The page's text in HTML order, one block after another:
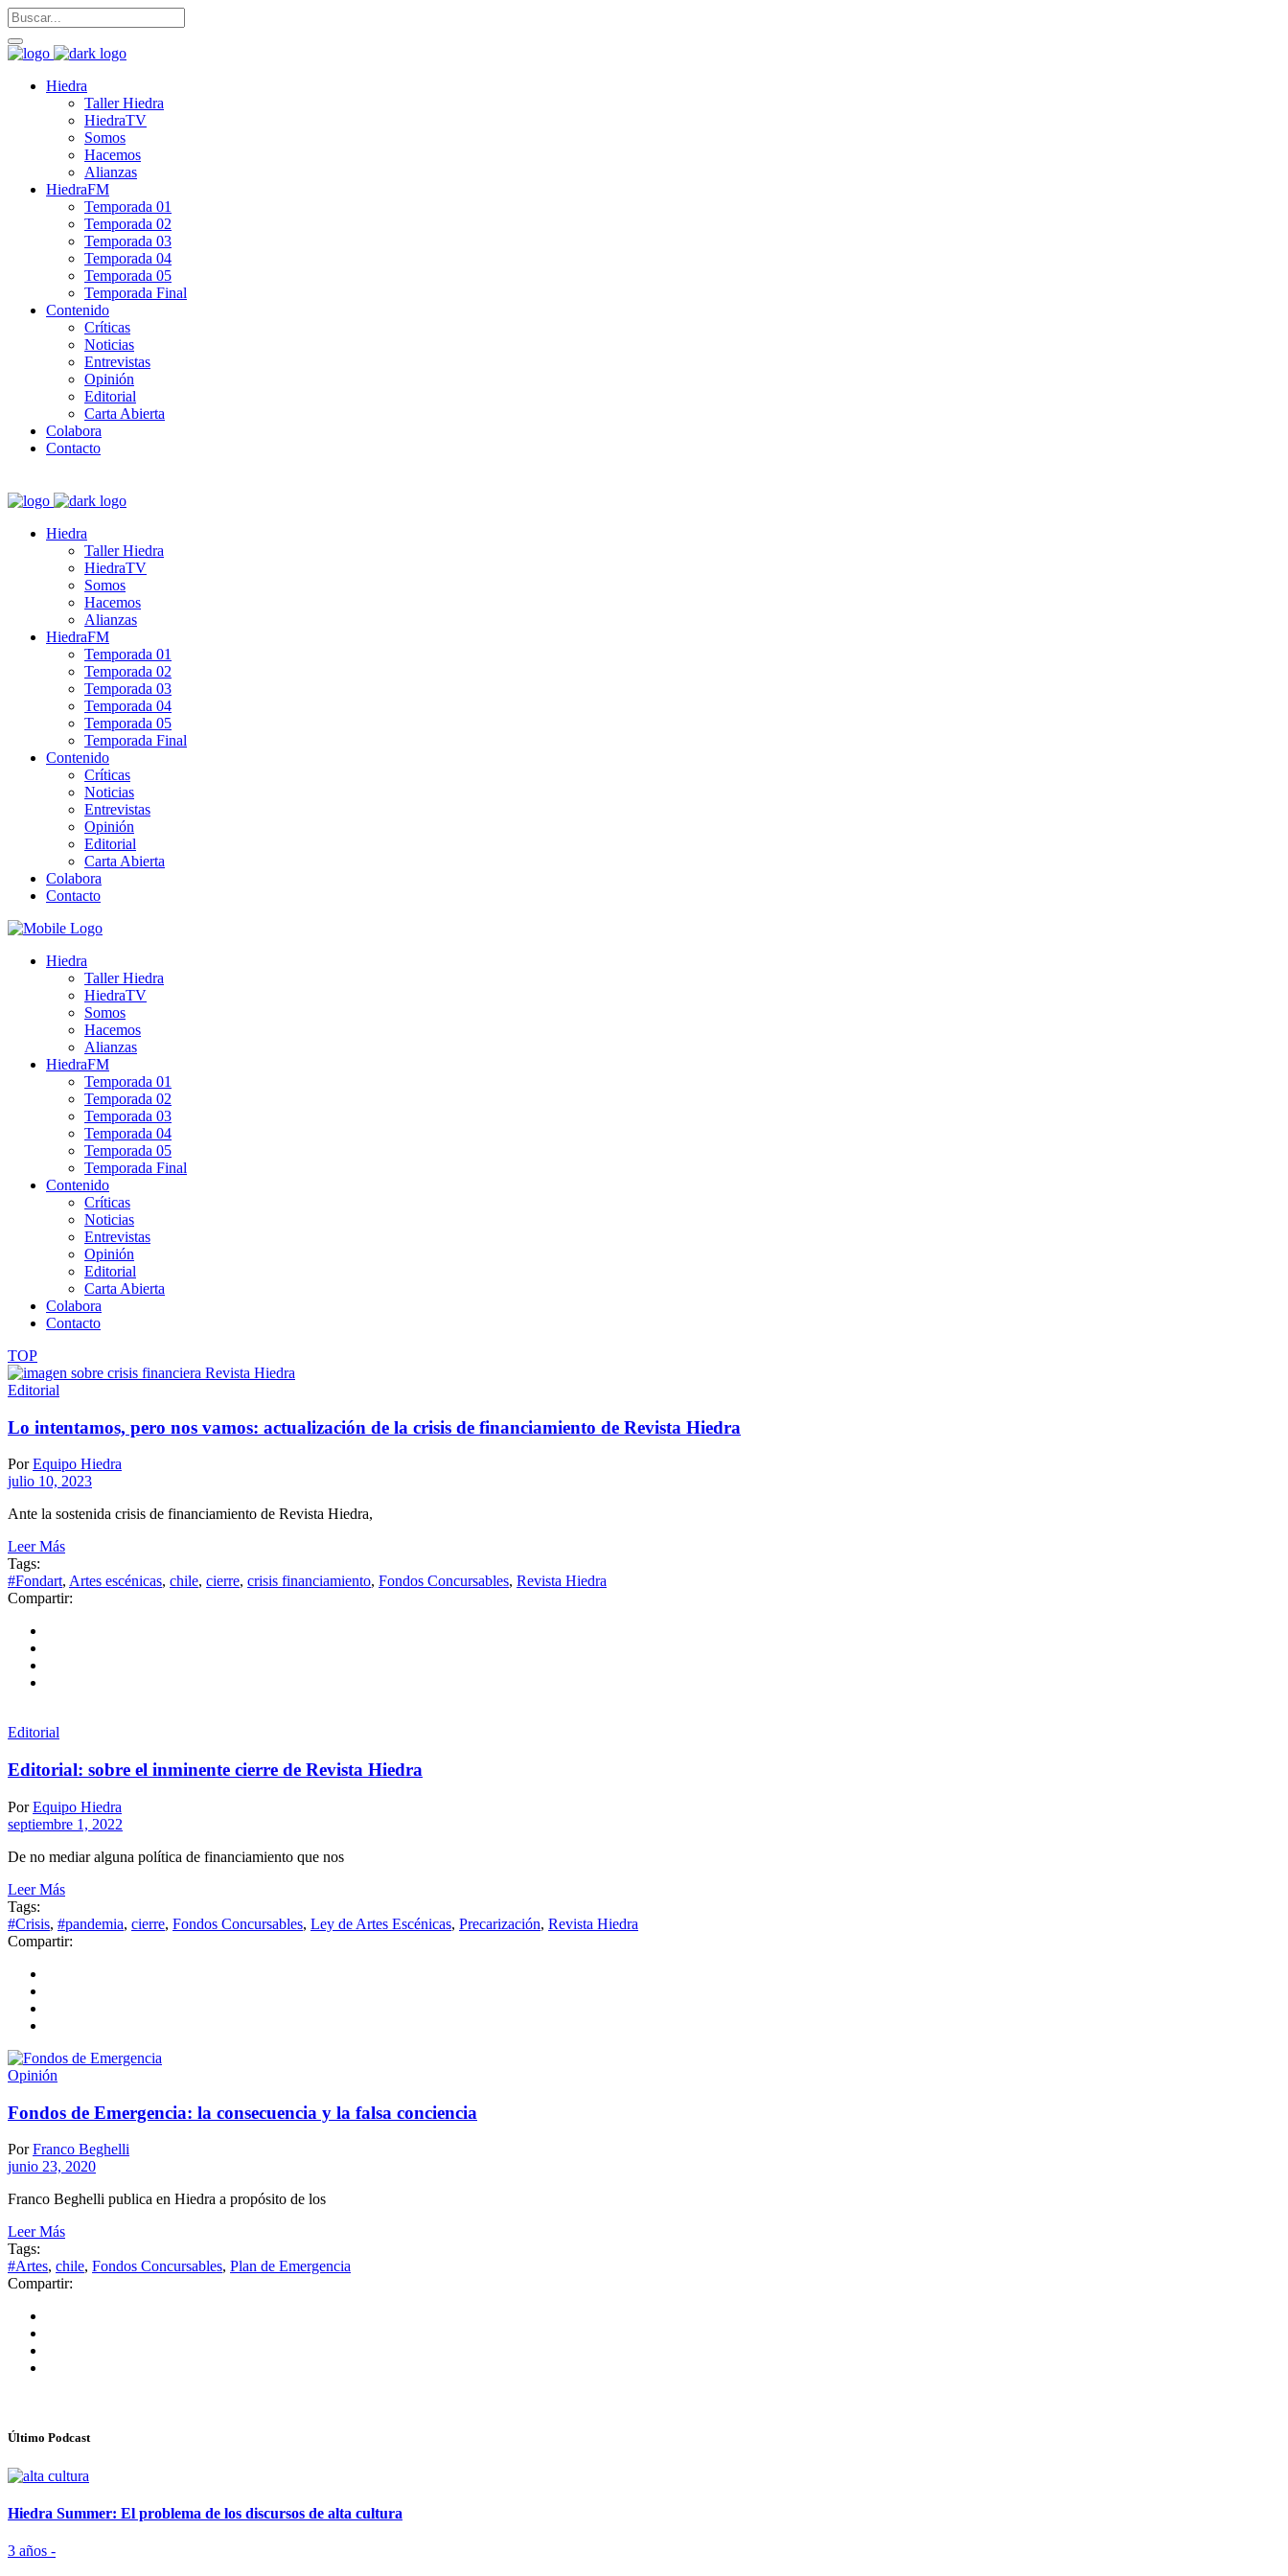
Hiedra
Taller Hiedra
HiedraTV
Somos
Hacemos
Alianzas
HiedraFM
Temporada 01
Temporada 02
Temporada 03
Temporada 04
Temporada 05
Temporada Final
Contenido
Críticas
Noticias
Entrevistas
Opinión
Editorial
Carta Abierta
Colabora
Contacto
Hiedra
Taller Hiedra
HiedraTV
Somos
Hacemos
Alianzas
HiedraFM
Temporada 01
Temporada 02
Temporada 03
Temporada 04
Temporada 05
Temporada Final
Contenido
Críticas
Noticias
Entrevistas
Opinión
Editorial
Carta Abierta
Colabora
Contacto
Hiedra
Taller Hiedra
HiedraTV
Somos
Hacemos
Alianzas
HiedraFM
Temporada 01
Temporada 02
Temporada 03
Temporada 04
Temporada 05
Temporada Final
Contenido
Críticas
Noticias
Entrevistas
Opinión
Editorial
Carta Abierta
Colabora
Contacto
TOP
Editorial
Lo intentamos, pero nos vamos: actualización de la crisis de financiamiento de Revista Hiedra
PorEquipo Hiedra
julio 10, 2023
Ante la sostenida crisis de financiamiento de Revista Hiedra,
Leer Más
Tags:
#Fondart, Artes escénicas, chile, cierre, crisis financiamiento, Fondos Concursables, Revista Hiedra
Compartir:
Editorial
Editorial: sobre el inminente cierre de Revista Hiedra
PorEquipo Hiedra
septiembre 1, 2022
De no mediar alguna política de financiamiento que nos
Leer Más
Tags:
#Crisis, #pandemia, cierre, Fondos Concursables, Ley de Artes Escénicas, Precarización, Revista Hiedra
Compartir:
Opinión
Fondos de Emergencia: la consecuencia y la falsa conciencia
PorFranco Beghelli
junio 23, 2020
Franco Beghelli publica en Hiedra a propósito de los
Leer Más
Tags:
#Artes, chile, Fondos Concursables, Plan de Emergencia
Compartir:
Último Podcast
Hiedra Summer: El problema de los discursos de alta cultura
3 años -